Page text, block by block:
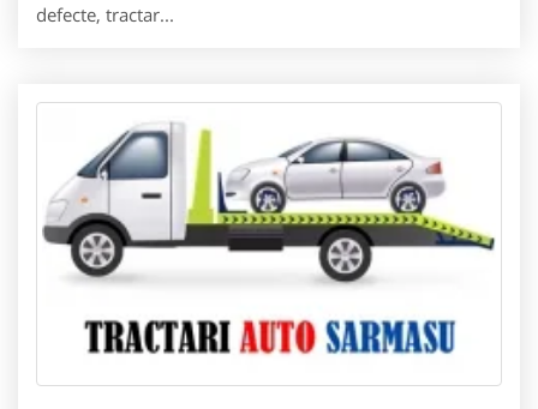
defecte, tractar...